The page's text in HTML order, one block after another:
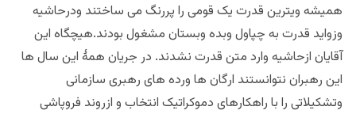
همیشه ویترین قدرت یک قومی را پررنگ می ساختند ودرحاشیه
وزواید قدرت به چپاول وبده وبستان مشغول بودند.هیچگاه این
آقایان ازحاشیه وارد متن قدرت نشدند. در جریان همۀ این سال ها
این رهبران نتوانستند ارگان ها ورده های رهبری سازمانی
وتشکیلاتی را با راهکارهای دموکراتیک انتخاب و ازروند فروپاشی